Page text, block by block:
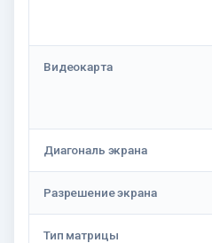
Видеокарта
Диагональ экрана
Разрешение экрана
Тип матрицы